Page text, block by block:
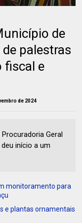
de
palestras
fiscal e
de 2024
Geral
início a um
monitoramento para
e plantas ornamentais